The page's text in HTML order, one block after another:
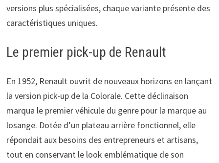
versions plus spécialisées, chaque variante présente des
caractéristiques uniques.
Le premier pick-up de Renault
En 1952, Renault ouvrit de nouveaux horizons en lançant
la version pick-up de la Colorale. Cette déclinaison
marqua le premier véhicule du genre pour la marque au
losange. Dotée d’un plateau arrière fonctionnel, elle
répondait aux besoins des entrepreneurs et artisans,
tout en conservant le look emblématique de son